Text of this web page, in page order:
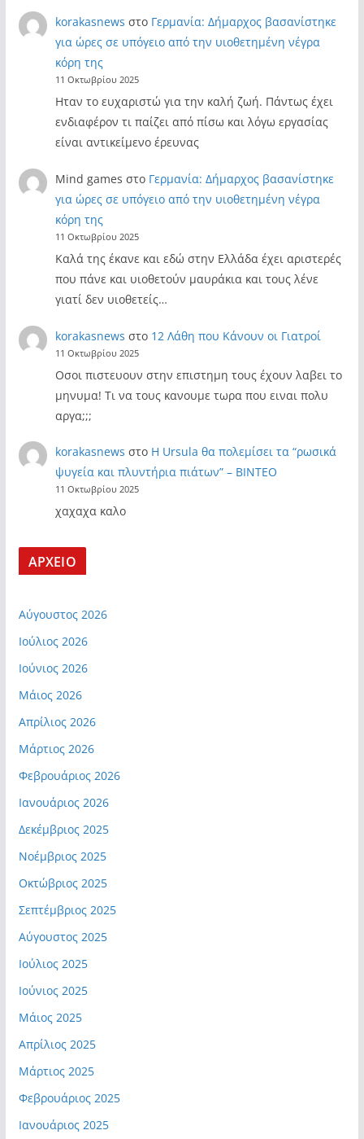
korakasnews στο Γερμανία: Δήμαρχος βασανίστηκε
για ώρες σε υπόγειο από την υιοθετημένη νέγρα
κόρη της
11 Οκτωβρίου 2025
Ηταν το ευχαριστώ για την καλή ζωή. Πάντως έχει
ενδιαφέρον τι παίζει από πίσω και λόγω εργασίας
είναι αντικείμενο έρευνας
Mind games στο Γερμανία: Δήμαρχος βασανίστηκε
για ώρες σε υπόγειο από την υιοθετημένη νέγρα
κόρη της
11 Οκτωβρίου 2025
Καλά της έκανε και εδώ στην Ελλάδα έχει αριστερές
που πάνε και υιοθετούν μαυράκια και τους λένε
γιατί δεν υιοθετείς…
korakasnews στο 12 Λάθη που Κάνουν οι Γιατροί
11 Οκτωβρίου 2025
Οσοι πιστευουν στην επιστημη τους έχουν λαβει το
μηνυμα! Τι να τους κανουμε τωρα που ειναι πολυ
αργα;;;
korakasnews στο Η Ursula θα πολεμίσει τα “ρωσικά
ψυγεία και πλυντήρια πιάτων” – ΒΙΝΤΕΟ
11 Οκτωβρίου 2025
χαχαχα καλο
ΑΡΧΕΙΟ
Αύγουστος 2026
Ιούλιος 2026
Ιούνιος 2026
Μάιος 2026
Απρίλιος 2026
Μάρτιος 2026
Φεβρουάριος 2026
Ιανουάριος 2026
Δεκέμβριος 2025
Νοέμβριος 2025
Οκτώβριος 2025
Σεπτέμβριος 2025
Αύγουστος 2025
Ιούλιος 2025
Ιούνιος 2025
Μάιος 2025
Απρίλιος 2025
Μάρτιος 2025
Φεβρουάριος 2025
Ιανουάριος 2025